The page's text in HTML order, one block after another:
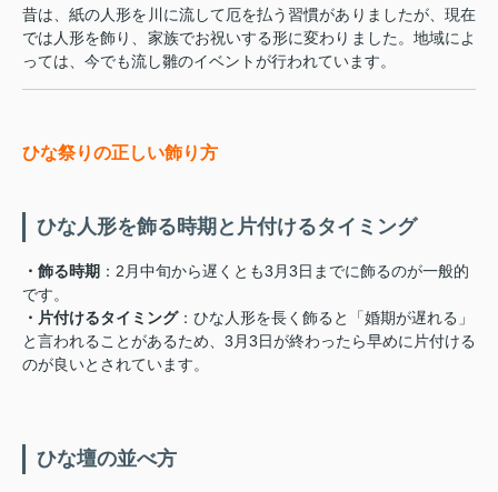
昔は、紙の人形を川に流して厄を払う習慣がありましたが、現在
では人形を飾り、家族でお祝いする形に変わりました。地域によ
っては、今でも流し雛のイベントが行われています。
ひな祭りの正しい飾り方
ひな人形を飾る時期と片付けるタイミング
・飾る時期 ：2月中旬から遅くとも3月3日までに飾るのが一般的
です。
・片付けるタイミング：ひな人形を長く飾ると「婚期が遅れる」
と言われることがあるため、3月3日が終わったら早めに片付ける
のが良いとされています。
ひな壇の並べ方